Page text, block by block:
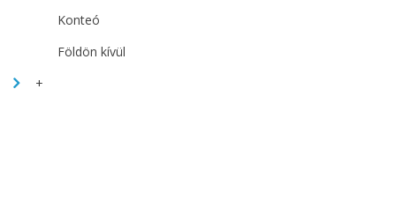
Konteó
Földön kívül
+